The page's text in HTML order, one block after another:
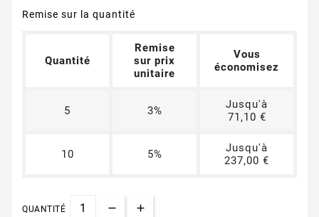
Remise sur la quantité
Quantité
Remise
sur prix
unitaire
Vous
économisez
5 3%
Jusqu'à
71,10 €
10 5%
Jusqu'à
237,00 €
QUANTITÉ